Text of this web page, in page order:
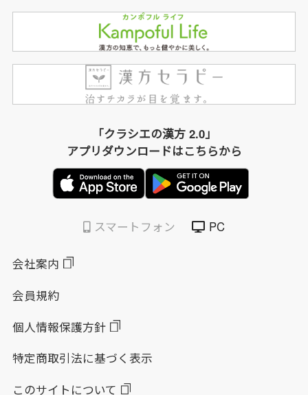
「クラシエの漢方 2.0」
アプリダウンロードはこちらから
スマートフォン PC
会社案内
会員規約
個人情報保護方針
特定商取引法に基づく表示
このサイトについて